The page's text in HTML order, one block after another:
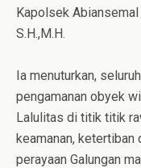
Kapolsek
S.H.,M.H.
Ia menuturkan,
pengamanan obyek
Lalulitas di titik titik
keamanan, ketertiban
perayaan Galungan